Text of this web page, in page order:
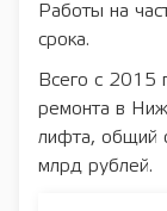
Работы на
срока.
Всего с 2015
ремонта в
лифта, общий
млрд рублей.